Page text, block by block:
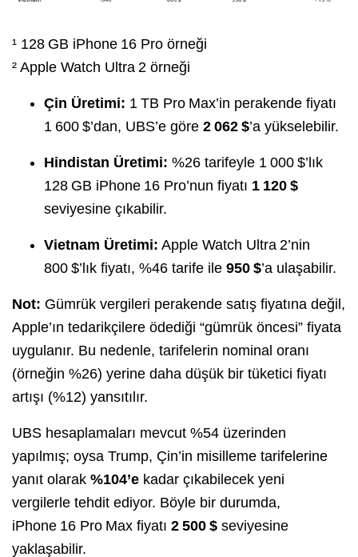
¹ 128 GB iPhone 16 Pro örneği
² Apple Watch Ultra 2 örneği
Çin Üretimi: 1 TB Pro Max’in perakende fiyatı
1 600 $’dan, UBS’e göre 2 062 $’a yükselebilir.
Hindistan Üretimi: %26 tarifeyle 1 000 $’lık
128 GB iPhone 16 Pro’nun fiyatı 1 120 $
seviyesine çıkabilir.
Vietnam Üretimi: Apple Watch Ultra 2’nin
800 $’lık fiyatı, %46 tarife ile 950 $’a ulaşabilir.
Not: Gümrük vergileri perakende satış fiyatına değil,
Apple’ın tedarikçilere ödediği “gümrük öncesi” fiyata
uygulanır. Bu nedenle, tarifelerin nominal oranı
(örneğin %26) yerine daha düşük bir tüketici fiyatı
artışı (%12) yansıtılır.
UBS hesaplamaları mevcut %54 üzerinden
yapılmış; oysa Trump, Çin’in misilleme tarifelerine
yanıt olarak %104’e kadar çıkabilecek yeni
vergilerle tehdit ediyor. Böyle bir durumda,
iPhone 16 Pro Max fiyatı 2 500 $ seviyesine
yaklaşabilir.